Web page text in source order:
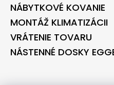
NÁBYTKOVÉ KOVANIE
MONTÁŽ KLIMATIZÁCII
VRÁTENIE TOVARU
NÁSTENNÉ DOSKY